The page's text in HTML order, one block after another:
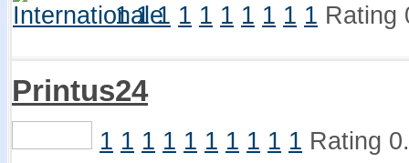
1 1 1 1 1 1 1 1 1 1 Rating
Printus24
1 1 1 1 1 1 1 1 1 1 Rating